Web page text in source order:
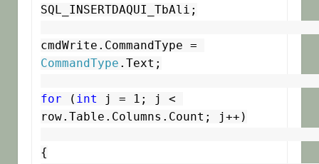
SQL_INSERTDAQUI_TbAli;
CommandType .Text;
for ( int j = 1; j <
row.Table.Columns.Count; j++)
{